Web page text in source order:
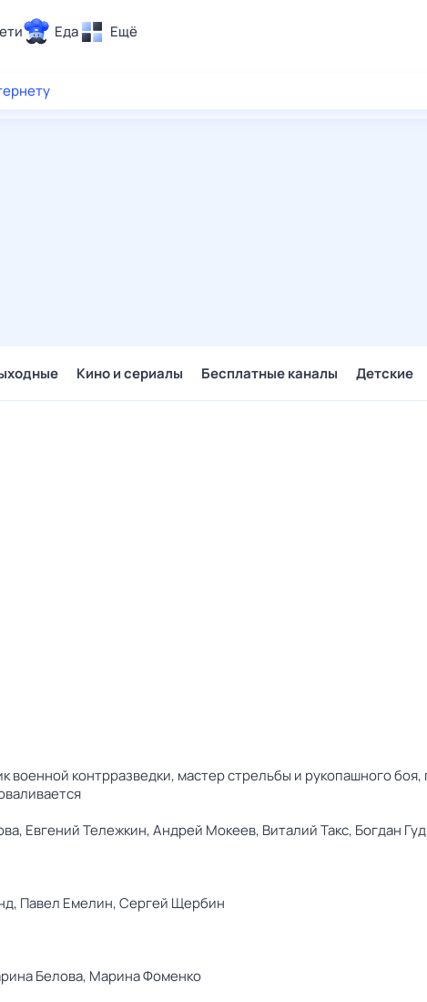
Еда Ещё
Кино и сериалы Бесплатные каналы Детские
контрразведки, мастер стрельбы и рукопашного
Евгений Тележкин,Андрей Мокеев, Виталий Такс, Богдан
Павел Емелин,Сергей Щербин
Белова, Марина Фоменко